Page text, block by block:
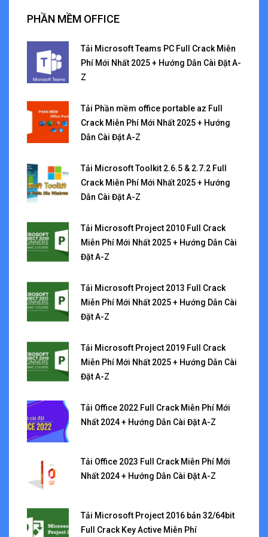
PHẦN MỀM OFFICE
Tải Microsoft Teams PC Full Crack Miễn
Phí Mới Nhất 2025 + Hướng Dẫn Cài Đặt A-
Z
Tải Phần mềm office portable az Full
Crack Miễn Phí Mới Nhất 2025 + Hướng
Dẫn Cài Đặt A-Z
Tải Microsoft Toolkit 2.6.5 & 2.7.2 Full
Crack Miễn Phí Mới Nhất 2025 + Hướng
Dẫn Cài Đặt A-Z
Tải Microsoft Project 2010 Full Crack
Miễn Phí Mới Nhất 2025 + Hướng Dẫn Cài
Đặt A-Z
Tải Microsoft Project 2013 Full Crack
Miễn Phí Mới Nhất 2025 + Hướng Dẫn Cài
Đặt A-Z
Tải Microsoft Project 2019 Full Crack
Miễn Phí Mới Nhất 2025 + Hướng Dẫn Cài
Đặt A-Z
Tải Office 2022 Full Crack Miễn Phí Mới
Nhất 2024 + Hướng Dẫn Cài Đặt A-Z
Tải Office 2023 Full Crack Miễn Phí Mới
Nhất 2024 + Hướng Dẫn Cài Đặt A-Z
Tải Microsoft Project 2016 bản 32/64bit
Full Crack Key Active Miễn Phí